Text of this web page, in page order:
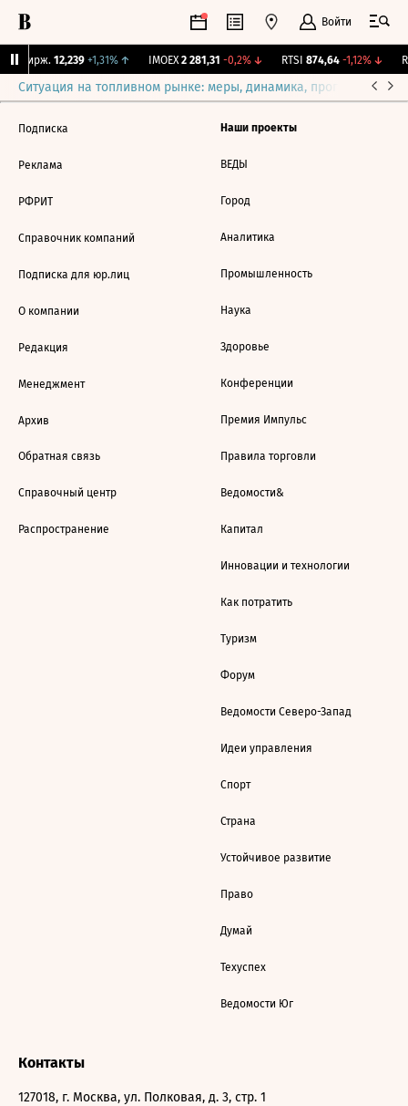
Войти
Бирж. 12,239 +1,31%↑ IMOEX 2 281,31 -0,2%↓ RTSI 874,64 -1,12%↓
Ситуация на топливном рынке: меры, динамика, прогнозы
Подписка
Реклама
РФРИТ
Справочник компаний
Подписка для юр.лиц
О компании
Редакция
Менеджмент
Архив
Обратная связь
Справочный центр
Распространение
Наши проекты
ВЕДЫ
Город
Аналитика
Промышленность
Наука
Здоровье
Конференции
Премия Импульс
Правила торговли
Ведомости&
Капитал
Инновации и технологии
Как потратить
Туризм
Форум
Ведомости Северо-Запад
Идеи управления
Спорт
Страна
Устойчивое развитие
Право
Думай
Техуспех
Ведомости Юг
Контакты
127018, г. Москва, ул. Полковая, д. 3, стр. 1